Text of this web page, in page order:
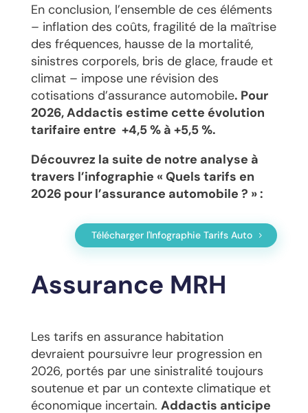
En conclusion, l’ensemble de ces éléments
– inflation des coûts, fragilité de la maîtrise
des fréquences, hausse de la mortalité,
sinistres corporels, bris de glace, fraude et
climat – impose une révision des
cotisations d’assurance automobile. Pour
2026, Addactis estime cette évolution
tarifaire entre +4,5 % à +5,5 %.
Découvrez la suite de notre analyse à
travers l’infographie « Quels tarifs en
2026 pour l’assurance automobile ? » :
Télécharger l'Infographie Tarifs Auto
Assurance MRH
Les tarifs en assurance habitation
devraient poursuivre leur progression en
2026, portés par une sinistralité toujours
soutenue et par un contexte climatique et
économique incertain. Addactis anticipe